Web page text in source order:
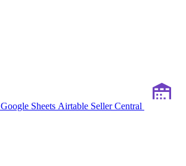
Google Sheets Airtable Seller Central